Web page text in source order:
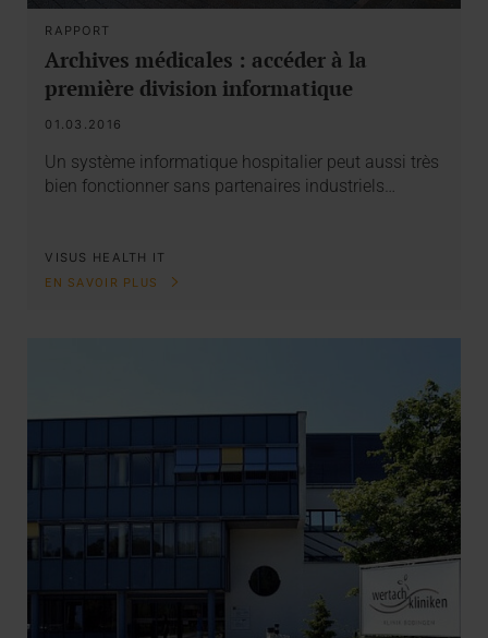
RAPPORT
Archives médicales : accéder à la
première division informatique
01.03.2016
Un système informatique hospitalier peut aussi très
bien fonctionner sans partenaires industriels…
VISUS HEALTH IT
EN SAVOIR PLUS